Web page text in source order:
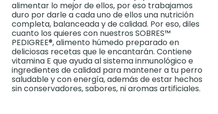
alimentar lo mejor de ellos, por eso trabajamos
duro por darle a cada uno de ellos una nutrición
completa, balanceada y de calidad.​ Por eso, diles
cuanto los quieres con nuestros SOBRES™
PEDIGREE®, alimento húmedo preparado en
deliciosas recetas que le encantarán. Contiene
vitamina E que ayuda al sistema inmunológico e
ingredientes de calidad para mantener a tu perro
saludable y con energía, además de estar hechos
sin conservadores, sabores, ni aromas artificiales.​